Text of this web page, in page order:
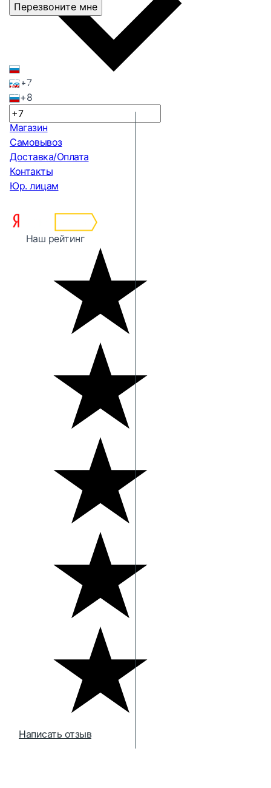
+7
+8
Перезвоните мне
Магазин
Самовывоз
Доставка/Оплата
Контакты
Юр. лицам
Наш рейтинг
Написать отзыв